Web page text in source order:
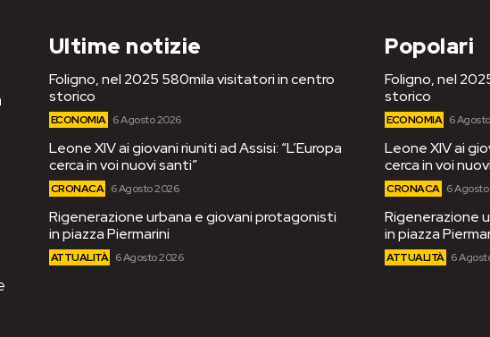
Ultime notizie
Foligno, nel 2025 580mila visitatori in centro
storico
ECONOMIA 6 Agosto 2026
Leone XIV ai giovani riuniti ad Assisi: “L’Europa
cerca in voi nuovi santi”
CRONACA 6 Agosto 2026
Rigenerazione urbana e giovani protagonisti
in piazza Piermarini
ATTUALITÀ 6 Agosto 2026
Popolari
Foligno, nel
storico
ECONOMIA 6
Leone XIV ai
cerca in voi
CRONACA 6
Rigenerazione
in piazza
ATTUALITÀ 6